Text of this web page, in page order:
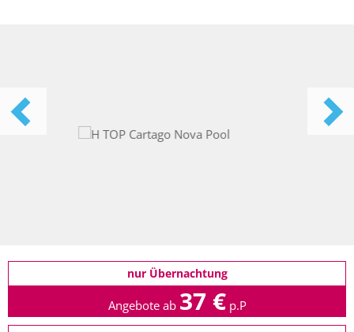
nur Übernachtung
Angebote ab 37 € p.P